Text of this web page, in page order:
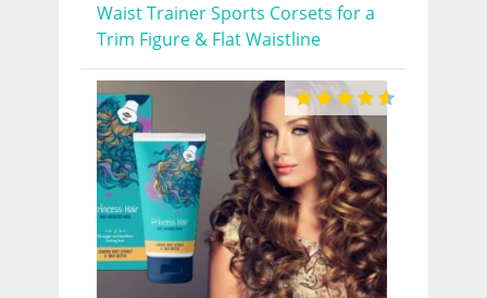
Waist Trainer Sports Corsets for a
Trim Figure & Flat Waistline